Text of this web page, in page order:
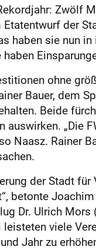
Zwölf
der
haben sie nun
ohne
Bauer, dem
Beide
„Die
Naasz.
der Stadt
betonte
Dr. Ulrich
viele
Jahr zu